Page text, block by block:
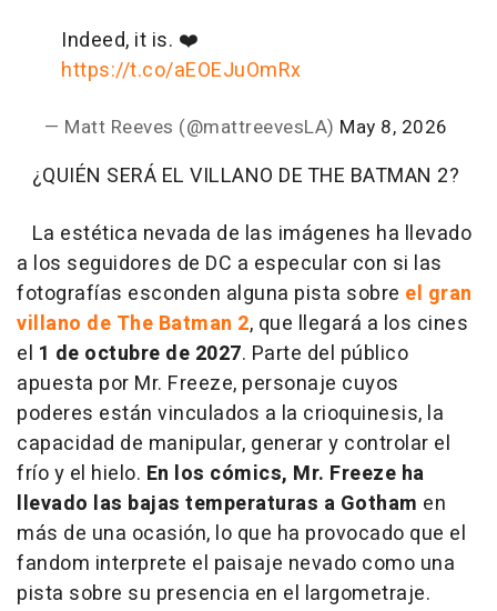
Indeed, it is. ❤️
https://t.co/aEOEJuOmRx
— Matt Reeves (@mattreevesLA) May 8, 2026
¿QUIÉN SERÁ EL VILLANO DE THE BATMAN 2?
La estética nevada de las imágenes ha llevado
a los seguidores de DC a especular con si las
fotografías esconden alguna pista sobre el gran
villano de The Batman 2, que llegará a los cines
el 1 de octubre de 2027. Parte del público
apuesta por Mr. Freeze, personaje cuyos
poderes están vinculados a la crioquinesis, la
capacidad de manipular, generar y controlar el
frío y el hielo. En los cómics, Mr. Freeze ha
llevado las bajas temperaturas a Gotham en
más de una ocasión, lo que ha provocado que el
fandom interprete el paisaje nevado como una
pista sobre su presencia en el largometraje.